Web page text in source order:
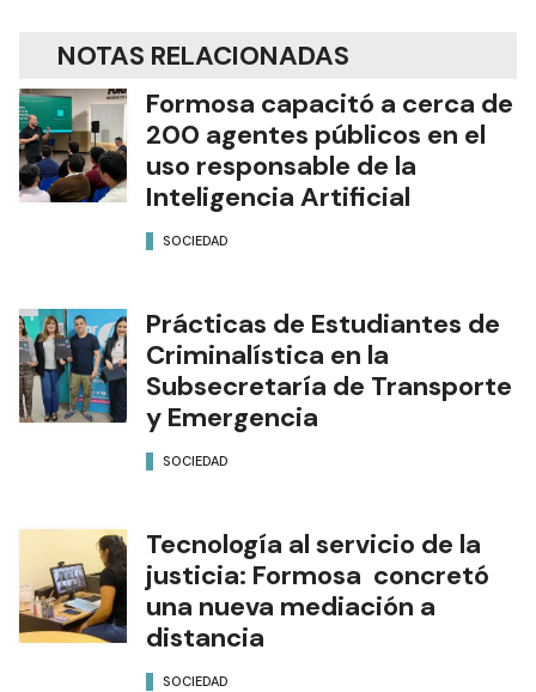
NOTAS RELACIONADAS
Formosa capacitó a cerca de
200 agentes públicos en el
uso responsable de la
Inteligencia Artificial
SOCIEDAD
Prácticas de Estudiantes de
Criminalística en la
Subsecretaría de Transporte
y Emergencia
SOCIEDAD
Tecnología al servicio de la
justicia: Formosa concretó
una nueva mediación a
distancia
SOCIEDAD